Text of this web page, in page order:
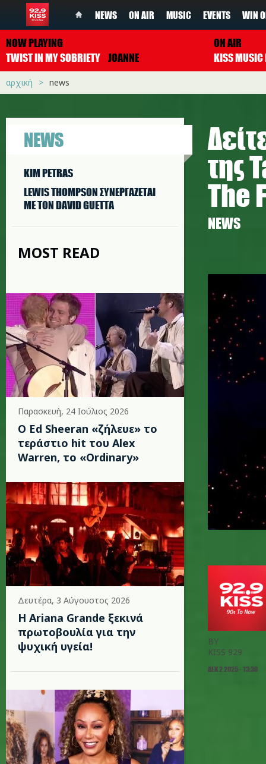
NEWS ON AIR MUSIC EVENTS WIN
NOW PLAYING
TWIST IN MY SOBRIETY JOANNE
ON AIR
αρχική news
NEWS
KIM PETRAS
LEWIS THOMPSON ΣΥΝΕΡΓAΖΕΤΑΙ
ΜΕ ΤΟΝ DAVID GUETTA
MOST READ
Παρασκευή, 24 Ιούλιος 2026
Ο Ed Sheeran «ζήλευε» το
τεράστιο hit του Alex
Warren, το «Ordinary»
Δευτέρα, 3 Αύγουστος 2026
Η Ariana Grande ξεκινά
πρωτοβουλία για την
ψυχική υγεία!
της
The
NEWS
BY
KISS 929
ΔΕΚ 2 2025 - 13:30